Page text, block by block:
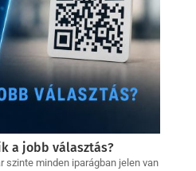
a jobb választás?
szinte minden iparágban jelen van